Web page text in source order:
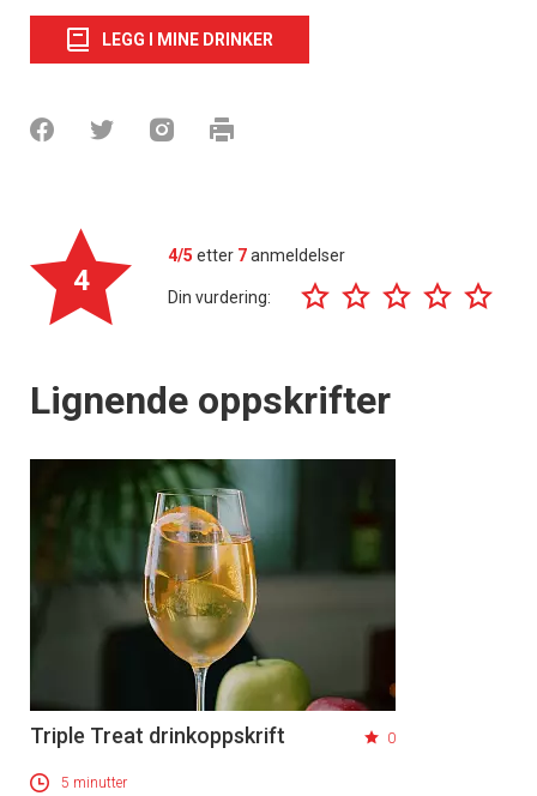
LEGG I MINE DRINKER
4
4/5 etter 7anmeldelser
Din vurdering:
Lignende oppskrifter
Triple Treat drinkoppskrift 0
5 minutter